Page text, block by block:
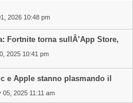
2026 10:48 pm
Fortnite torna sullÂ’App Store,
2025 10:41 pm
e Apple stanno plasmando il
05, 2025 11:11 am